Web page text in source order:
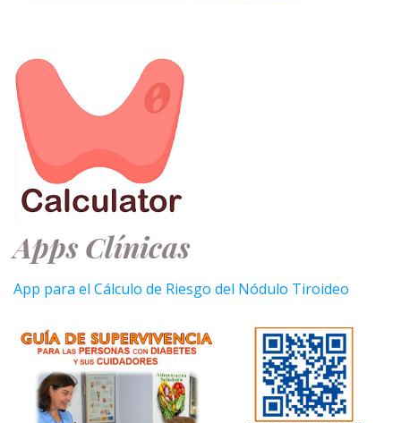
Apps Clínicas
App para el Cálculo de Riesgo del Nódulo Tiroideo